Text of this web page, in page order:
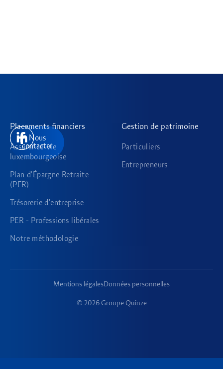
Nous
contacter
Placements financiers
Assurance-vie
luxembourgeoise
Plan d'Épargne Retraite
(PER)
Trésorerie d'entreprise
PER - Professions libérales
Notre méthodologie
Gestion de patrimoine
Particuliers
Entrepreneurs
© 2026 Groupe Quinze
Mentions légalesDonnées personnelles